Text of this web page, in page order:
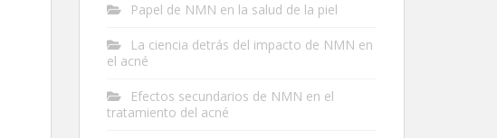
Papel de NMN en la salud de la piel
La ciencia detrás del impacto de NMN en
el acné
Efectos secundarios de NMN en el
tratamiento del acné